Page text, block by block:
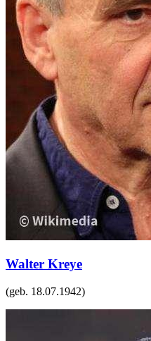
Walter Kreye
(geb. 18.07.1942)